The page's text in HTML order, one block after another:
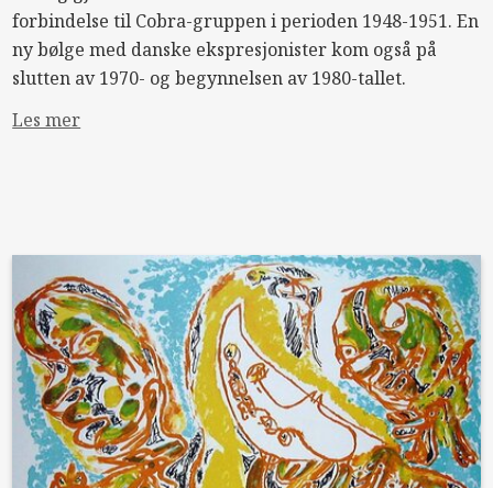
forbindelse til Cobra-gruppen i perioden 1948-1951. En
ny bølge med danske ekspresjonister kom også på
slutten av 1970- og begynnelsen av 1980-tallet.
Les mer